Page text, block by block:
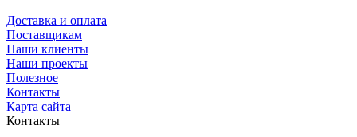
Доставка и оплата
Поставщикам
Наши клиенты
Наши проекты
Полезное
Контакты
Карта сайта
Контакты